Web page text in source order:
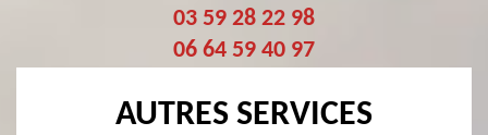
03 59 28 22 98
06 64 59 40 97
AUTRES SERVICES